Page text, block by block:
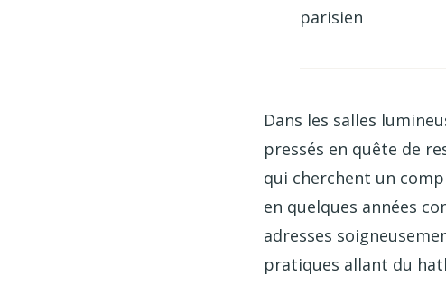
parisien
Dans les salles
pressés en quête de
qui cherchent un
en quelques années
adresses
pratiques allant du